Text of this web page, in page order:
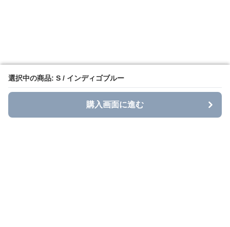
選択中の商品: S / インディゴブルー
購入画面に進む
選択中の商品: S / インディゴブルー
購入画面に進む